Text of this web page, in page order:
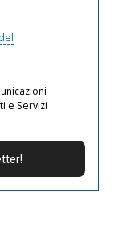
e Servizi